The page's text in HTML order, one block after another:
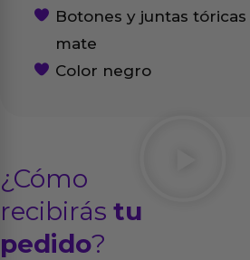
Botones y juntas
mate
Color negro
¿Cómo
recibirás tu
pedido?